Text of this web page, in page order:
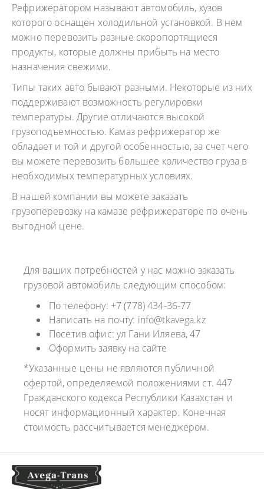
Рефрижератором называют автомобиль, кузов
которого оснащен холодильной установкой. В нем
можно перевозить разные скоропортящиеся
продукты, которые должны прибыть на место
назначения свежими.
Типы таких авто бывают разными. Некоторые из них
поддерживают возможность регулировки
температуры. Другие отличаются высокой
грузоподъемностью. Камаз рефрижератор же
обладает и той и другой особенностью, за счет чего
вы можете перевозить большее количество груза в
необходимых температурных условиях.
В нашей компании вы можете заказать
грузоперевозку на камазе рефрижераторе по очень
выгодной цене.
Для ваших потребностей у нас можно заказать
грузовой автомобиль следующим способом:
По телефону: +7 (778) 434-36-77
Написать на почту: info@tkavega.kz
Посетив офис: ул Гани Иляева, 47
Оформить заявку на сайте
*Указанные цены не являются публичной
офертой, определяемой положениями ст. 447
Гражданского кодекса Республики Казахстан и
носят информационный характер. Конечная
стоимость рассчитывается менеджером.